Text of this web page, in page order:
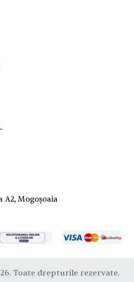
A2, Mogoșoaia
Toate drepturile rezervate.